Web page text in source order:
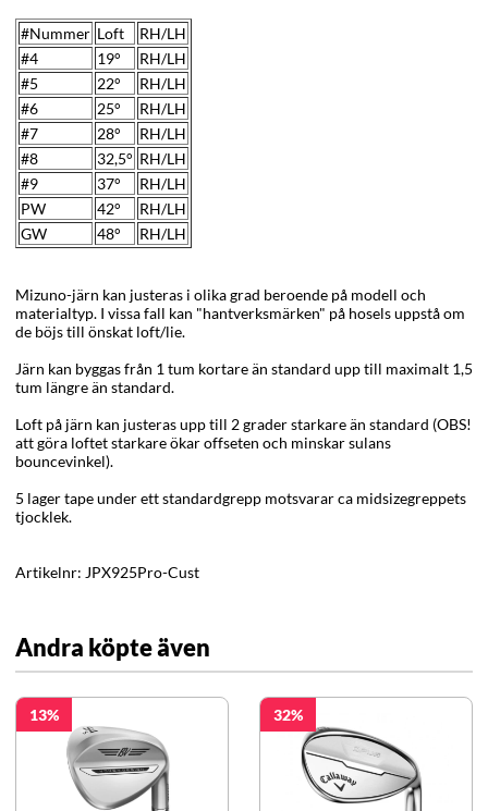
#Nummer Loft
RH/LH
#4
19°
RH/LH
#5
22°
RH/LH
#6
25°
RH/LH
#7
28°
RH/LH
#8
32,5° RH/LH
#9
37°
RH/LH
PW
42°
RH/LH
GW
48° RH/LH
Mizuno-järn kan justeras i olika grad beroende på modell och
materialtyp. I vissa fall kan "hantverksmärken" på hosels uppstå om
de böjs till önskat loft/lie.
Järn kan byggas från 1 tum kortare än standard upp till maximalt 1,5
tum längre än standard.
Loft på järn kan justeras upp till 2 grader starkare än standard (OBS!
att göra loftet starkare ökar offseten och minskar sulans
bouncevinkel).
5 lager tape under ett standardgrepp motsvarar ca midsizegreppets
tjocklek.
Artikelnr: JPX925Pro-Cust
Andra köpte även
13 32